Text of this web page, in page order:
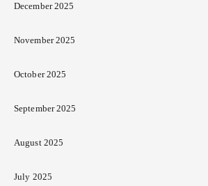
December 2025
November 2025
October 2025
September 2025
August 2025
July 2025